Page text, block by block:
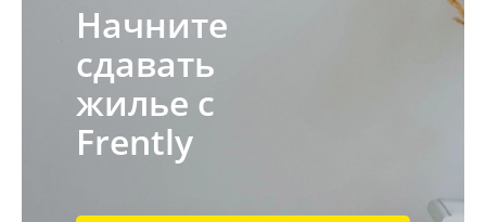
Начните
сдавать
жилье с
Frently